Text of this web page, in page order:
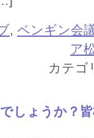
, ペンギン会
ア
カテゴ
しょうか？